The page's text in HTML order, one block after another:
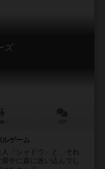
ズ
ルゲーム
「シャドウ」と、それ
中に森に迷い込んでし